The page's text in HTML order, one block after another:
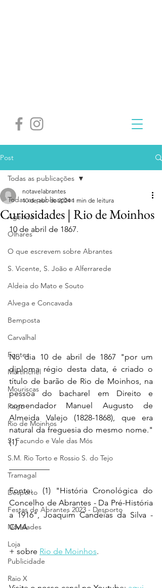
Post
Todas as publicações
Agenda
Olhares
O que escrevem sobre Abrantes
S. Vicente, S. João e Alferrarede
Aldeia do Mato e Souto
Alvega e Concavada
Bemposta
Carvalhal
Fontes
Martinchel
Mouriscas
Pego
Rio de Moinhos
S. Facundo e Vale das Mós
S.M. Rio Torto e Rossio S. do Tejo
Tramagal
Desporto
Festas de Abrantes 2023 - Desporto
Novidades
Loja
Publicidade
Raio X
Todas as publicações
Curiosidades | Rio de Moinhos
notavelabrantes
10 de abr. de 2024 1 min de leitura
10 de abril de 1867.
No dia 10 de abril de 1867 "por um
diploma régio desta data, é criado o
título de barão de Rio de Moinhos, na
pessoa do bacharel em Direito e
comendador Manuel Augusto de
Almeida Valejo (1828-1868), que era
natural da freguesia do mesmo nome."
(1)
Fonte:  (1) "História Cronológica do
Concelho de Abrantes - Da Pré-História
a 1916", Joaquim Candeias da Silva -
CMA
+ sobre Rio de Moinhos.